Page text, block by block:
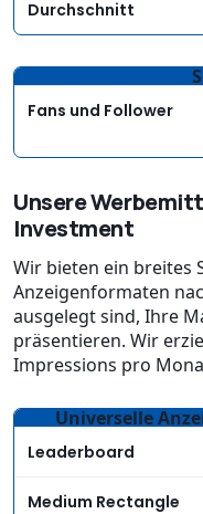
Durchschnitt
Fans und Follower
Unsere
Investment
Wir bieten ein breites
Anzeigenformaten
ausgelegt sind, Ihre
präsentieren. Wir
Impressions pro
Universelle
Leaderboard
Medium Rectangle